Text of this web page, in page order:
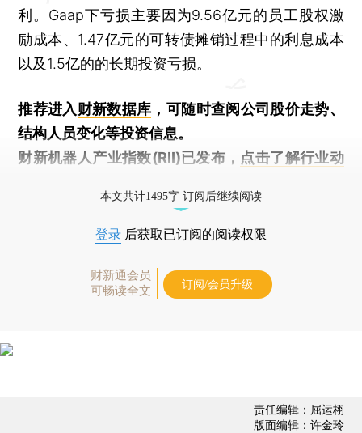
利。Gaap下亏损主要因为9.56亿元的员工股权激
励成本、1.47亿元的可转债摊销过程中的利息成本
以及1.5亿的的长期投资亏损。
推荐进入财新数据库 ，可随时查阅公司股价走势、
结构人员变化等投资信息。
财新机器人产业指数(RII)已发布， 点击了解行业动
本文共计1495字 订阅后继续阅读
登录 后获取已订阅的阅读权限
财新通会员
可畅读全文
订阅/会员升级
责任编辑：屈运栩
版面编辑：许金玲